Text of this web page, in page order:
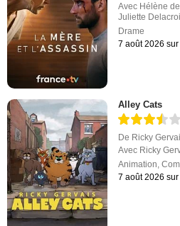
Avec Hélène
Juliette
Drame
7 août 2026
Alley Cats
De Ricky
Avec Ricky
Animation,
7 août 2026